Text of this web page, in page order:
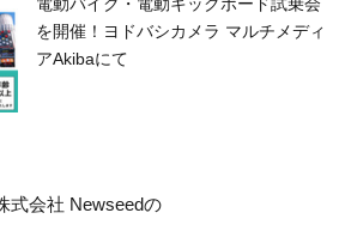
電動バイク・電動キックボード試乗会
を開催！ヨドバシカメラ マルチメディ
アAkibaにて
式会社 Newseedの